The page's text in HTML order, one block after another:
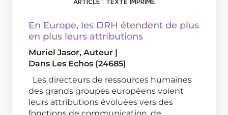
ARTICLE : TEXTE IMPRIMÉ
En Europe, les DRH étendent de plus
en plus leurs attributions
Muriel Jasor, Auteur |
Dans Les Echos (24685)
Les directeurs de ressources humaines
des grands groupes européens voient
leurs attributions évoluées vers des